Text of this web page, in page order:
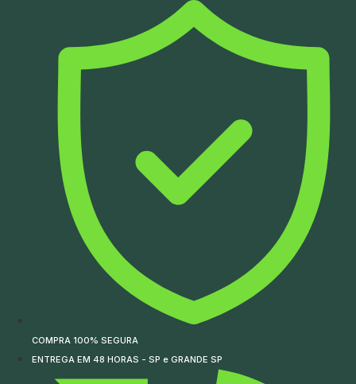
COMPRA 100% SEGURA
ENTREGA EM 48 HORAS - SP e GRANDE SP